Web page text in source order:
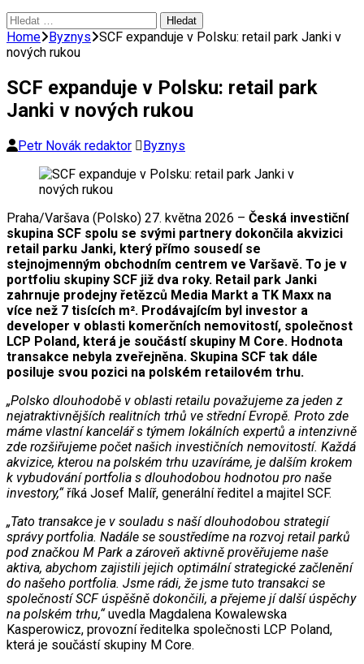
Vyhledávání
Home Byznys SCF expanduje v Polsku: retail park Janki v
nových rukou
SCF expanduje v Polsku: retail park
Janki v nových rukou
Petr Novák redaktor Byznys
Praha/Varšava (Polsko) 27. května 2026 – Česká investiční
skupina SCF spolu se svými partnery dokončila akvizici
retail parku Janki, který přímo sousedí se
stejnojmenným obchodním centrem ve Varšavě. To je v
portfoliu skupiny SCF již dva roky. Retail park Janki
zahrnuje prodejny řetězců Media Markt a TK Maxx na
více než 7 tisících m². Prodávajícím byl investor a
developer v oblasti komerčních nemovitostí, společnost
LCP Poland, která je součástí skupiny M Core. Hodnota
transakce nebyla zveřejněna. Skupina SCF tak dále
posiluje svou pozici na polském retailovém trhu.
„Polsko dlouhodobě v oblasti retailu považujeme za jeden z
nejatraktivnějších realitních trhů ve střední Evropě. Proto zde
máme vlastní kancelář s týmem lokálních expertů a intenzivně
zde rozšiřujeme počet našich investičních nemovitostí. Každá
akvizice, kterou na polském trhu uzavíráme, je dalším krokem
k vybudování portfolia s dlouhodobou hodnotou pro naše
investory,“říká Josef Malíř, generální ředitel a majitel SCF.
„Tato transakce je v souladu s naší dlouhodobou strategií
správy portfolia. Nadále se soustředíme na rozvoj retail parků
pod značkou M Park a zároveň aktivně prověřujeme naše
aktiva, abychom zajistili jejich optimální strategické začlenění
do našeho portfolia. Jsme rádi, že jsme tuto transakci se
společností SCF úspěšně dokončili, a přejeme jí další úspěchy
na polském trhu,“uvedla Magdalena Kowalewska
Kasperowicz, provozní ředitelka společnosti LCP Poland,
která je součástí skupiny M Core.